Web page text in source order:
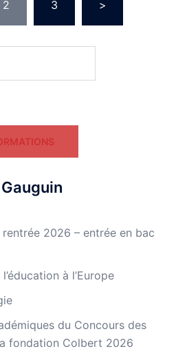
2 3 >
2026 – entrée en bac
à l’Europe
du Concours des
fondation Colbert 2026